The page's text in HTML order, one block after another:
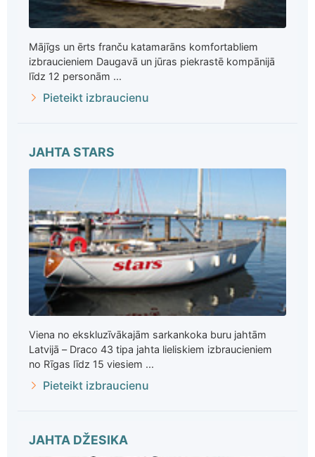
Mājīgs un ērts franču katamarāns komfortabliem
izbraucieniem Daugavā un jūras piekrastē kompānijā
līdz 12 personām ...
Pieteikt izbraucienu
JAHTA STARS
Viena no ekskluzīvākajām sarkankoka buru jahtām
Latvijā – Draco 43 tipa jahta lieliskiem izbraucieniem
no Rīgas līdz 15 viesiem ...
Pieteikt izbraucienu
JAHTA DŽESIKA